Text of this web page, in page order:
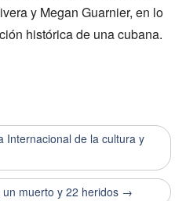
y Megan Guarnier, en lo
histórica de una cubana.
de la cultura y
un muerto y 22 heridos →